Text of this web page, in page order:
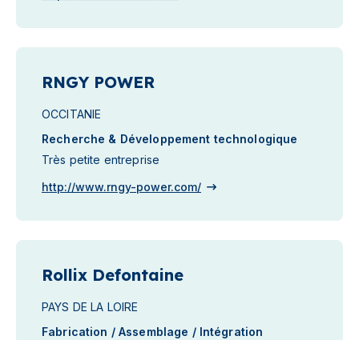
RNGY POWER
OCCITANIE
Recherche & Développement technologique
Très petite entreprise
http://www.rngy-power.com/
Rollix Defontaine
PAYS DE LA LOIRE
Fabrication / Assemblage / Intégration